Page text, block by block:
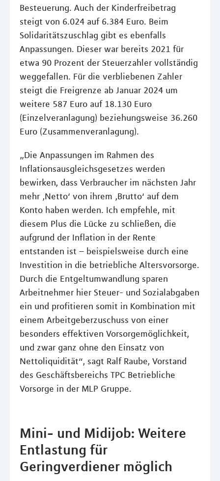
Besteuerung. Auch der Kinderfreibetrag
steigt von 6.024 auf 6.384 Euro. Beim
Solidaritätszuschlag gibt es ebenfalls
Anpassungen. Dieser war bereits 2021 für
etwa 90 Prozent der Steuerzahler vollständig
weggefallen. Für die verbliebenen Zahler
steigt die Freigrenze ab Januar 2024 um
weitere 587 Euro auf 18.130 Euro
(Einzelveranlagung) beziehungsweise 36.260
Euro (Zusammenveranlagung).
„Die Anpassungen im Rahmen des
Inflationsausgleichsgesetzes werden
bewirken, dass Verbraucher im nächsten Jahr
mehr ‚Netto‘ von ihrem ‚Brutto‘ auf dem
Konto haben werden. Ich empfehle, mit
diesem Plus die Lücke zu schließen, die
aufgrund der Inflation in der Rente
entstanden ist – beispielsweise durch eine
Investition in die betriebliche Altersvorsorge.
Durch die Entgeltumwandlung sparen
Arbeitnehmer hier Steuer- und Sozialabgaben
ein und profitieren somit in Kombination mit
einem Arbeitgeberzuschuss von einer
besonders effektiven Vorsorgemöglichkeit,
und zwar ganz ohne den Einsatz von
Nettoliquidität“, sagt Ralf Raube, Vorstand
des Geschäftsbereichs TPC Betriebliche
Vorsorge in der MLP Gruppe.
Mini- und Midijob: Weitere
Entlastung für
Geringverdiener möglich